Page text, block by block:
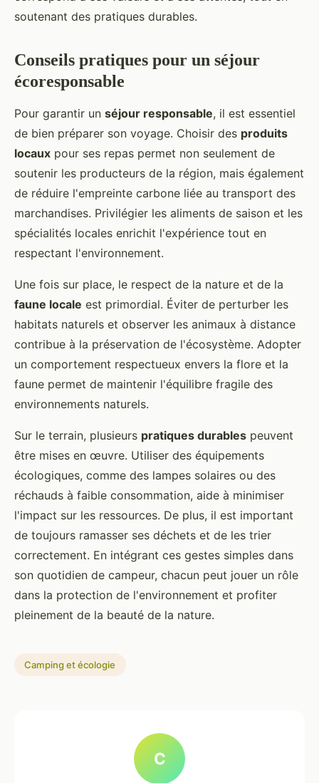
soutenant des pratiques durables.
Conseils pratiques pour un séjour
écoresponsable
Pour garantir un séjour responsable, il est essentiel
de bien préparer son voyage. Choisir des produits
locaux pour ses repas permet non seulement de
soutenir les producteurs de la région, mais également
de réduire l'empreinte carbone liée au transport des
marchandises. Privilégier les aliments de saison et les
spécialités locales enrichit l'expérience tout en
respectant l'environnement.
Une fois sur place, le respect de la nature et de la
faune locale est primordial. Éviter de perturber les
habitats naturels et observer les animaux à distance
contribue à la préservation de l'écosystème. Adopter
un comportement respectueux envers la flore et la
faune permet de maintenir l'équilibre fragile des
environnements naturels.
Sur le terrain, plusieurs pratiques durables peuvent
être mises en œuvre. Utiliser des équipements
écologiques, comme des lampes solaires ou des
réchauds à faible consommation, aide à minimiser
l'impact sur les ressources. De plus, il est important
de toujours ramasser ses déchets et de les trier
correctement. En intégrant ces gestes simples dans
son quotidien de campeur, chacun peut jouer un rôle
dans la protection de l'environnement et profiter
pleinement de la beauté de la nature.
Camping et écologie
C